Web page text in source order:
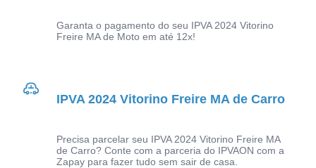
Garanta o pagamento do seu IPVA 2024 Vitorino
Freire MA de Moto em até 12x!
IPVA 2024 Vitorino Freire MA de Carro
Precisa parcelar seu IPVA 2024 Vitorino Freire MA
de Carro? Conte com a parceria do IPVAON com a
Zapay para fazer tudo sem sair de casa.